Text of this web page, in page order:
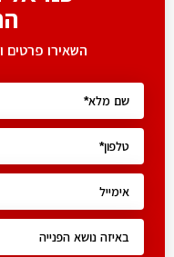
השאירו פרטים